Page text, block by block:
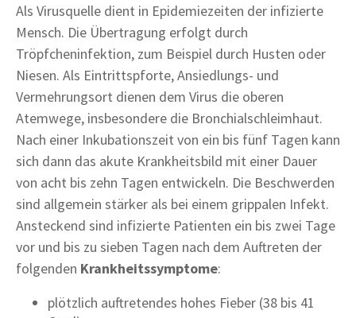
Als Virusquelle dient in Epidemiezeiten der infizierte
Mensch. Die Übertragung erfolgt durch
Tröpfcheninfektion, zum Beispiel durch Husten oder
Niesen. Als Eintrittspforte, Ansiedlungs- und
Vermehrungsort dienen dem Virus die oberen
Atemwege, insbesondere die Bronchialschleimhaut.
Nach einer Inkubationszeit von ein bis fünf Tagen kann
sich dann das akute Krankheitsbild mit einer Dauer
von acht bis zehn Tagen entwickeln. Die Beschwerden
sind allgemein stärker als bei einem grippalen Infekt.
Ansteckend sind infizierte Patienten ein bis zwei Tage
vor und bis zu sieben Tagen nach dem Auftreten der
folgenden Krankheitssymptome:
plötzlich auftretendes hohes Fieber (38 bis 41